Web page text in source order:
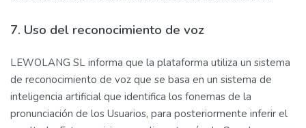
7. Uso del reconocimiento de voz
LEWOLANG SL informa que la plataforma utiliza un sistema
de reconocimiento de voz que se basa en un sistema de
inteligencia artificial que identifica los fonemas de la
pronunciación de los Usuarios, para posteriormente inferir el